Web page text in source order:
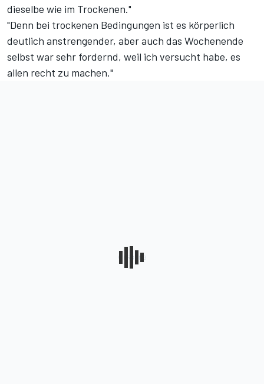
dieselbe wie im Trockenen."
"Denn bei trockenen Bedingungen ist es körperlich
deutlich anstrengender, aber auch das Wochenende
selbst war sehr fordernd, weil ich versucht habe, es
allen recht zu machen."